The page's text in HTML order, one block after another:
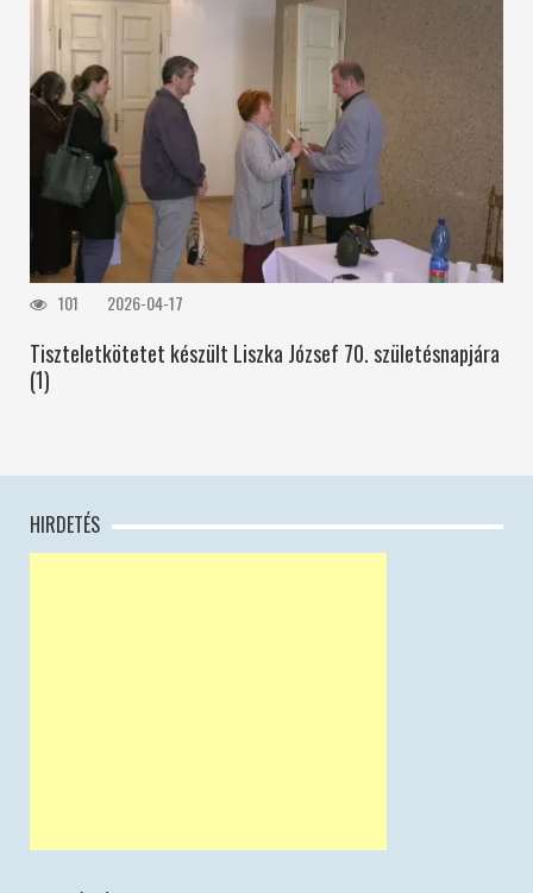
101 2026-04-17
Tiszteletkötetet készült Liszka József 70. születésnapjára
(1)
HIRDETÉS